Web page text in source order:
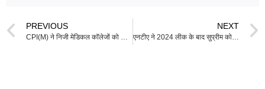
PREVIOUS
CPI(M) ने निजी मेडिकल कॉलेजों को सार्वजनिक स्वास्थ्य केंद्रों के उपयोग की अनुमति देने के सरकार के फैसले के खिलाफ विरोध तेज करने की चेतावनी दी
NEXT
एनटीए ने 2024 लीक के बाद सुप्रीम कोर्ट के आदेश को नजरअंदाज किया: FAIMA याचिका